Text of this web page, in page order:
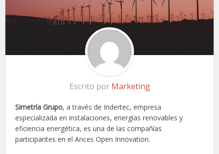
Escrito por Marketing
Simetría Grupo, a través de Indertec, empresa
especializada en instalaciones, energías renovables y
eficiencia energética, es una de las compañías
participantes en el Ances Open Innovation.